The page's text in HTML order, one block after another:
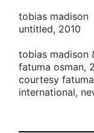
tobias madison
untitled, 2010
tobias madison
fatuma osman,
courtesy
international,